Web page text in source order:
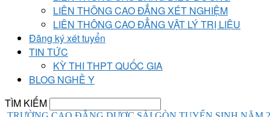
LIÊN THÔNG CAO ĐẲNG XÉT NGHIỆM
LIÊN THÔNG CAO ĐẲNG VẬT LÝ TRỊ LIỆU
Đăng ký xét tuyển
TIN TỨC
KỲ THI THPT QUỐC GIA
BLOG NGHỀ Y
TÌM KIẾM